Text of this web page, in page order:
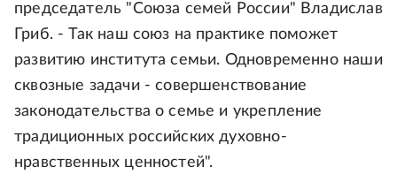
председатель "Союза семей России" Владислав
Гриб. - Так наш союз на практике поможет
развитию института семьи. Одновременно наши
сквозные задачи - совершенствование
законодательства о семье и укрепление
традиционных российских духовно-
нравственных ценностей".